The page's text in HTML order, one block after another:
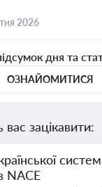
2026
дня та
ОЗНАЙОМИТИСЯ
зацікавити:
NACE